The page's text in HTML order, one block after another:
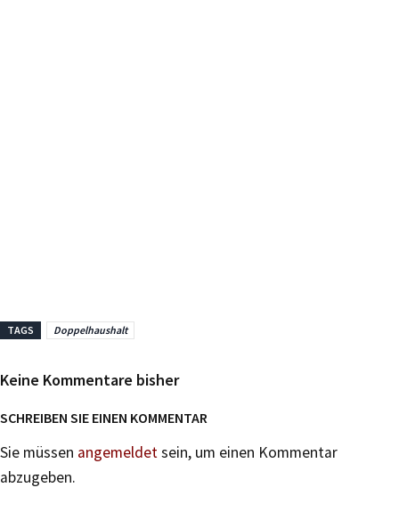
TAGS Doppelhaushalt
Keine Kommentare bisher
SCHREIBEN SIE EINEN KOMMENTAR
Sie müssen angemeldetsein, um einen Kommentar
abzugeben.